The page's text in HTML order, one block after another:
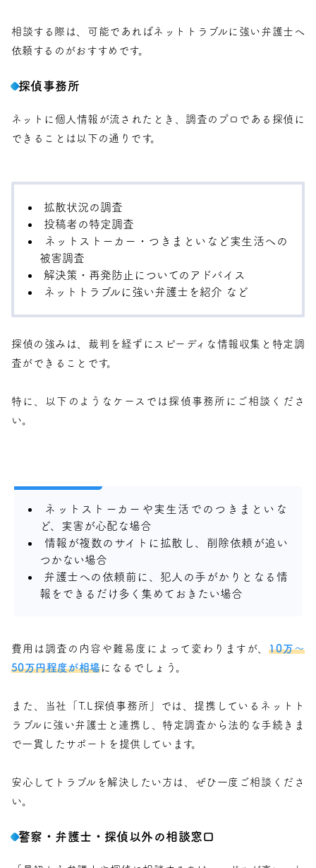
相談する際は、可能であればネットトラブルに強い弁護士へ
依頼するのがおすすめです。
探偵事務所
ネットに個人情報が流されたとき、調査のプロである探偵に
できることは以下の通りです。
拡散状況の調査
投稿者の特定調査
ネットストーカー・つきまといなど実生活への
被害調査
解決策・再発防止についてのアドバイス
ネットトラブルに強い弁護士を紹介 など
探偵の強みは、裁判を経ずにスピーディな情報収集と特定調
査ができることです。
特に、以下のようなケースでは探偵事務所にご相談くださ
い。
ネットストーカーや実生活でのつきまといな
ど、実害が心配な場合
情報が複数のサイトに拡散し、削除依頼が追い
つかない場合
弁護士への依頼前に、犯人の手がかりとなる情
報をできるだけ多く集めておきたい場合
費用は調査の内容や難易度によって変わりますが、10万〜
50万円程度が相場になるでしょう。
また、当社「T.L探偵事務所」では、提携しているネットト
ラブルに強い弁護士と連携し、特定調査から法的な手続きま
で一貫したサポートを提供しています。
安心してトラブルを解決したい方は、ぜひ一度ご相談くださ
い。
警察・弁護士・探偵以外の相談窓口